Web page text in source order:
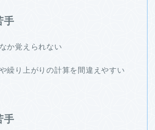
手
か覚えられない
繰り上がりの計算を間違えやすい
手